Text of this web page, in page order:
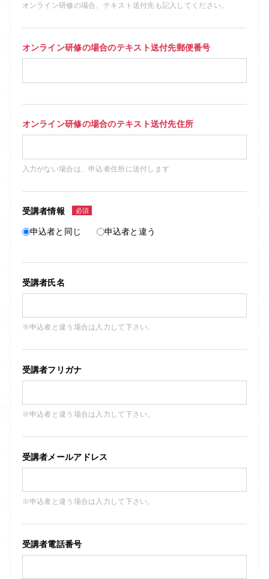
オンライン研修の場合、テキスト送付先も記入してください。
オンライン研修の場合のテキスト送付先郵便番号
オンライン研修の場合のテキスト送付先住所
入力がない場合は、申込者住所に送付します
受講者情報 必須
申込者と同じ 申込者と違う
受講者氏名
※申込者と違う場合は入力して下さい。
受講者フリガナ
※申込者と違う場合は入力して下さい。
受講者メールアドレス
※申込者と違う場合は入力して下さい。
受講者電話番号